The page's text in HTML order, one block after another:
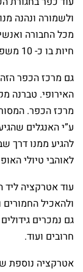
ולשמורה ונהנה
מכל החבורה
חיות בו כ- 10 משפחות אנגליות ועוד זרים אחרים.
גם מרכז הכפר
האירופי. טברנה
מרכז הכפר.
ע”י האנגלים
להגיע ממנו דרך
לאוהבי טיולי
עוד אטרקציה ליד
ולהאכיל
גם נמכרים
חרובים ועוד.
אטרקציה נוספת